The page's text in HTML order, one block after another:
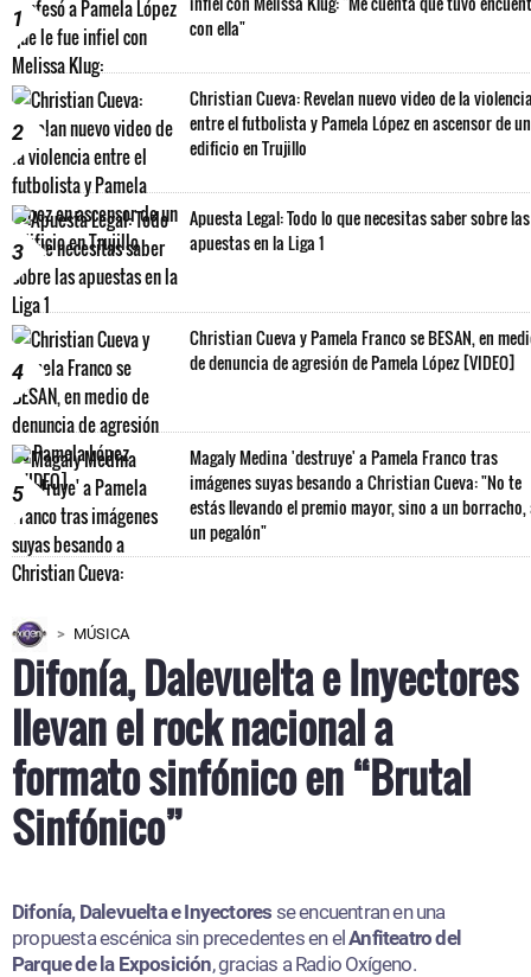
1
con ella"
2
Christian Cueva: Revelan nuevo video de la
entre el futbolista y Pamela López en ascensor de un
edificio en Trujillo
3
Apuesta Legal: Todo lo que necesitas saber sobre las
apuestas en la Liga 1
4
Christian Cueva y Pamela Franco se BESAN, en
de denuncia de agresión de Pamela López [VIDEO]
5
Magaly Medina 'destruye' a Pamela Franco tras
imágenes suyas besando a Christian Cueva: "No te
estás llevando el premio mayor, sino a un borracho,
un pegalón"
MÚSICA
Difonía, Dalevuelta e Inyectores
llevan el rock nacional a
formato sinfónico en “Brutal
Sinfónico”
Difonía, Dalevuelta e Inyectores se encuentran en una
propuesta escénica sin precedentes en elAnfiteatro del
Parque de la Exposición, gracias a Radio Oxígeno.